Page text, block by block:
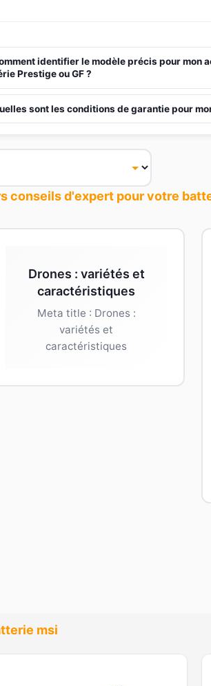
identifier le modèle précis pour mon
Prestige ou GF ?
sont les conditions de garantie pour
conseils d'expert pour votre
Drones : variétés et
caractéristiques
Meta title : Drones :
variétés et
caractéristiques
msi